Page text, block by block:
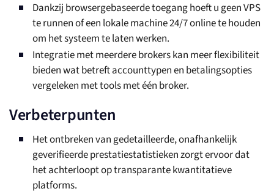
Dankzij browsergebaseerde toegang hoeft u geen VPS
te runnen of een lokale machine 24/7 online te houden
om het systeem te laten werken.
Integratie met meerdere brokers kan meer flexibiliteit
bieden wat betreft accounttypen en betalingsopties
vergeleken met tools met één broker.
Verbeterpunten
Het ontbreken van gedetailleerde, onafhankelijk
geverifieerde prestatiestatistieken zorgt ervoor dat
het achterloopt op transparante kwantitatieve
platforms.